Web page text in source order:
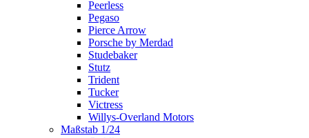
Peerless
Pegaso
Pierce Arrow
Porsche by Merdad
Studebaker
Stutz
Trident
Tucker
Victress
Willys-Overland Motors
Maßstab 1/24